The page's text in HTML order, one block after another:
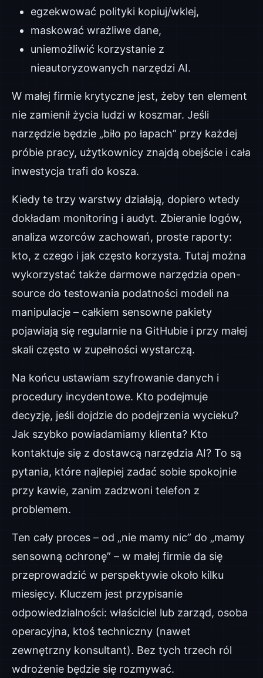
egzekwować polityki kopiuj/wklej,
maskować wrażliwe dane,
uniemożliwić korzystanie z
nieautoryzowanych narzędzi AI.
W małej firmie krytyczne jest, żeby ten element
nie zamienił życia ludzi w koszmar. Jeśli
narzędzie będzie „biło po łapach” przy każdej
próbie pracy, użytkownicy znajdą obejście i cała
inwestycja trafi do kosza.
Kiedy te trzy warstwy działają, dopiero wtedy
dokładam monitoring i audyt. Zbieranie logów,
analiza wzorców zachowań, proste raporty:
kto, z czego i jak często korzysta. Tutaj można
wykorzystać także darmowe narzędzia open-
source do testowania podatności modeli na
manipulacje – całkiem sensowne pakiety
pojawiają się regularnie na GitHubie i przy małej
skali często w zupełności wystarczą.
Na końcu ustawiam szyfrowanie danych i
procedury incydentowe. Kto podejmuje
decyzję, jeśli dojdzie do podejrzenia wycieku?
Jak szybko powiadamiamy klienta? Kto
kontaktuje się z dostawcą narzędzia AI? To są
pytania, które najlepiej zadać sobie spokojnie
przy kawie, zanim zadzwoni telefon z
problemem.
Ten cały proces – od „nie mamy nic” do „mamy
sensowną ochronę” – w małej firmie da się
przeprowadzić w perspektywie około kilku
miesięcy. Kluczem jest przypisanie
odpowiedzialności: właściciel lub zarząd, osoba
operacyjna, ktoś techniczny (nawet
zewnętrzny konsultant). Bez tych trzech ról
wdrożenie będzie się rozmywać.